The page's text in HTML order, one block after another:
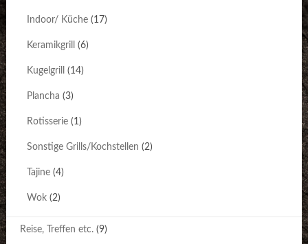
Indoor/ Küche(17)
Keramikgrill (6)
Kugelgrill (14)
Plancha (3)
Rotisserie(1)
Sonstige Grills/Kochstellen (2)
Tajine(4)
Wok(2)
Reise, Treffen etc.(9)